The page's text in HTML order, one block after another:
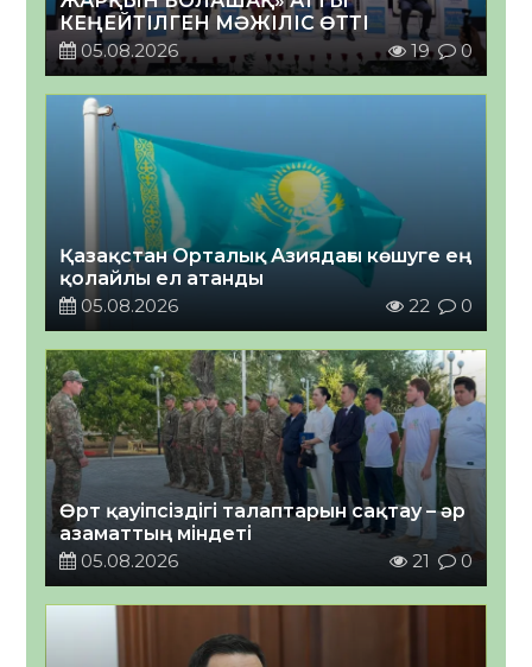
КЕҢЕЙТІЛГЕН МӘЖІЛІС ӨТТІ
05.08.2026
19 0
Қазақстан Орталық Азиядағы көшуге ең
қолайлы ел атанды
05.08.2026
22 0
Өрт қауіпсіздігі талаптарын сақтау – әр
азаматтың міндеті
05.08.2026
21 0